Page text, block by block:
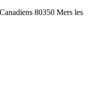
80350 Mers les